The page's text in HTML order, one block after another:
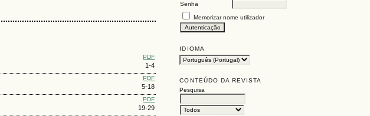
Senha
Memorizar nome utilizador
IDIOMA
CONTEÚDO DA REVISTA
Pesquisa
PDF
1-4
PDF
5-18
PDF
19-29